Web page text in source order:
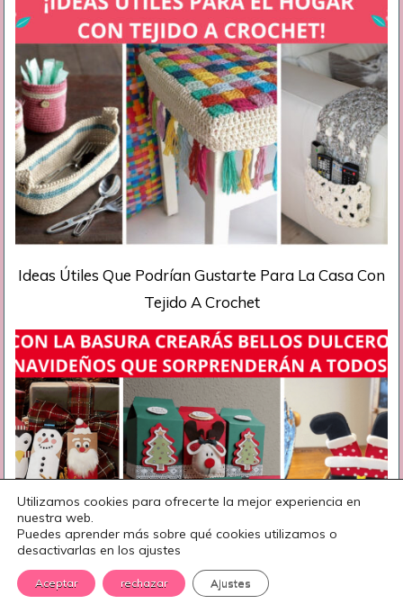
Ideas Útiles Que Podrían Gustarte Para La Casa Con
Tejido A Crochet
Utilizamos cookies para ofrecerte la mejor experiencia en
nuestra web.
Puedes aprender más sobre qué cookies utilizamos o
desactivarlas en los ajustes
Aceptar rechazar Ajustes